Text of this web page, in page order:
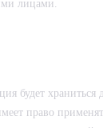
лицами.
будет храниться
право